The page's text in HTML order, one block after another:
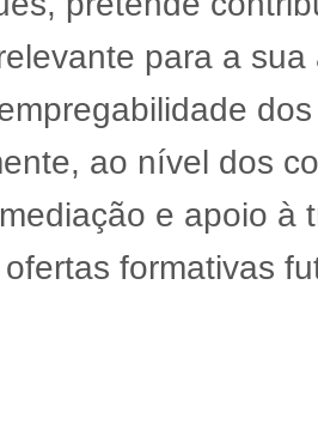
para a
ao nível dos
e apoio à
formativas